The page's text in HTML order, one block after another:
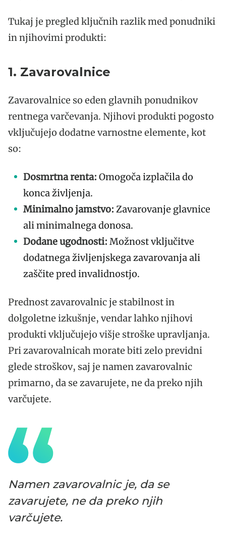
Tukaj je pregled ključnih razlik med ponudniki
in njihovimi produkti:
1. Zavarovalnice
Zavarovalnice so eden glavnih ponudnikov
rentnega varčevanja. Njihovi produkti pogosto
vključujejo dodatne varnostne elemente, kot
so:
Dosmrtna renta: Omogoča izplačila do
konca življenja.
Minimalno jamstvo: Zavarovanje glavnice
ali minimalnega donosa.
Dodane ugodnosti: Možnost vključitve
dodatnega življenjskega zavarovanja ali
zaščite pred invalidnostjo.
Prednost zavarovalnic je stabilnost in
dolgoletne izkušnje, vendar lahko njihovi
produkti vključujejo višje stroške upravljanja.
Pri zavarovalnicah morate biti zelo previdni
glede stroškov, saj je namen zavarovalnic
primarno, da se zavarujete, ne da preko njih
varčujete.
Namen zavarovalnic je, da se
zavarujete, ne da preko njih
varčujete.